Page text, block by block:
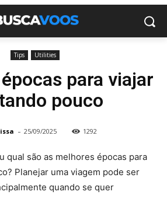
Tips Utilities
para viajar
pouco
- 25/09/2025 1292
qual são as melhores épocas para
Planejar uma viagem pode ser
quando se quer